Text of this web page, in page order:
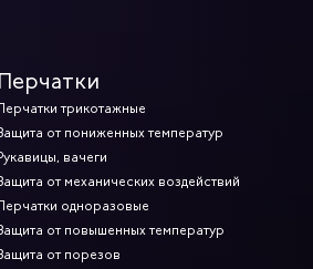
Перчатки
трикотажные
от пониженных температур
вачеги
от механических воздействий
одноразовые
от повышенных температур
от порезов